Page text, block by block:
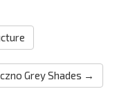
Grey Shades →